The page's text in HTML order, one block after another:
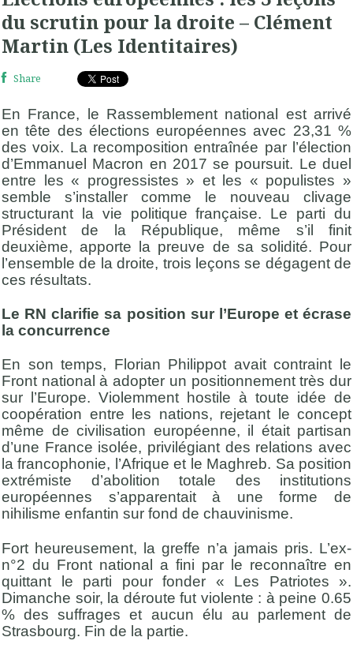
du scrutin pour la droite – Clément
Martin (Les Identitaires)
Share
En France, le Rassemblement national est arrivé
en tête des élections européennes avec 23,31 %
des voix. La recomposition entraînée par l’élection
d’Emmanuel Macron en 2017 se poursuit. Le duel
entre les « progressistes » et les « populistes »
semble s’installer comme le nouveau clivage
structurant la vie politique française. Le parti du
Président de la République, même s’il finit
deuxième, apporte la preuve de sa solidité. Pour
l’ensemble de la droite, trois leçons se dégagent de
ces résultats.
Le RN clarifie sa position sur l’Europe et écrase
la concurrence
En son temps, Florian Philippot avait contraint le
Front national à adopter un positionnement très dur
sur l’Europe. Violemment hostile à toute idée de
coopération entre les nations, rejetant le concept
même de civilisation européenne, il était partisan
d’une France isolée, privilégiant des relations avec
la francophonie, l’Afrique et le Maghreb. Sa position
extrémiste d’abolition totale des institutions
européennes s’apparentait à une forme de
nihilisme enfantin sur fond de chauvinisme.
Fort heureusement, la greffe n’a jamais pris. L’ex-
n°2 du Front national a fini par le reconnaître en
quittant le parti pour fonder « Les Patriotes ».
Dimanche soir, la déroute fut violente : à peine 0.65
% des suffrages et aucun élu au parlement de
Strasbourg. Fin de la partie.